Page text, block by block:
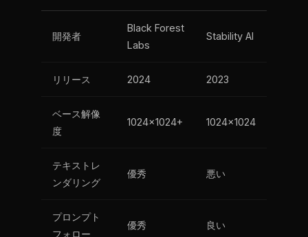
開発者
Black Forest
Labs
Stability AI
リリース 2024 2023
ベース解像
度
1024x1024+ 1024x1024
テキストレ
ンダリング
優秀 悪い
プロンプト
フォロー
優秀 良い